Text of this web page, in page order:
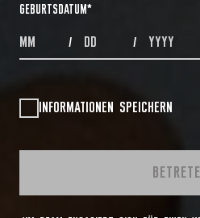
GEBURTSDATUM*
MONTHS / DAYS / YEAR
INFORMATIONEN SPEICHERN